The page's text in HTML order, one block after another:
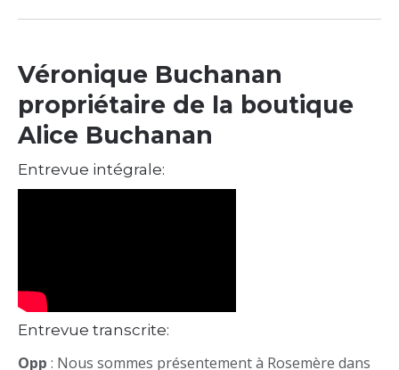
Véronique Buchanan
propriétaire de la boutique
Alice Buchanan
Entrevue intégrale:
Entrevue transcrite:
Opp : Nous sommes présentement à Rosemère dans